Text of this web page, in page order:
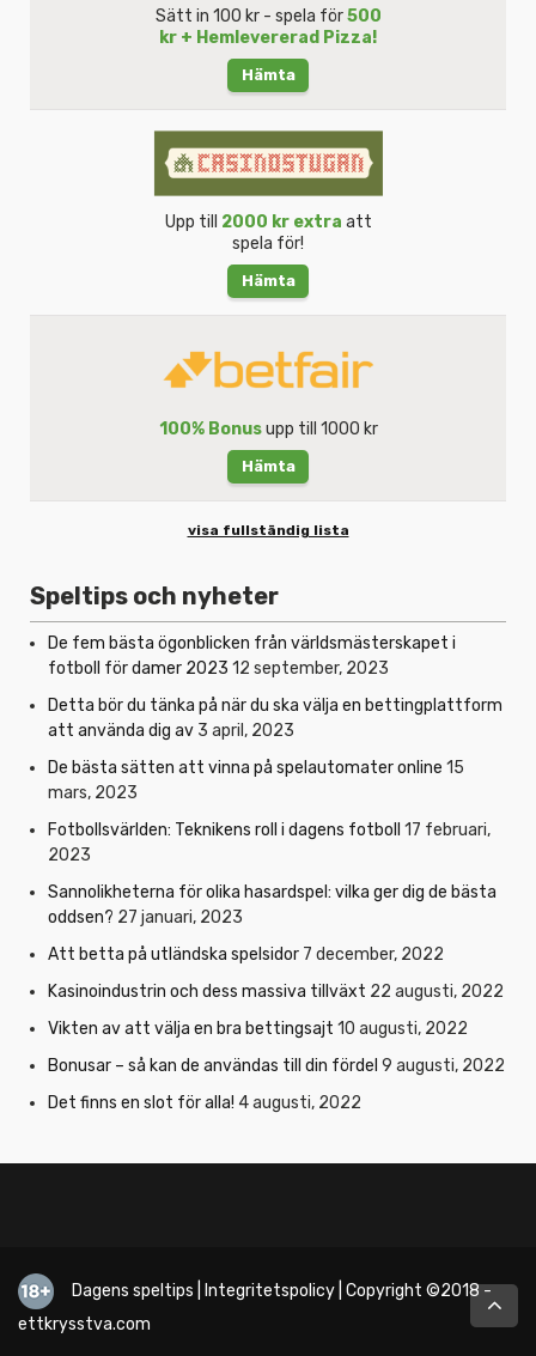
Sätt in 100 kr - spela för500
kr + Hemlevererad Pizza!
Hämta
Upp till 2000 kr extra att
spela för!
Hämta
100% Bonusupp till 1000 kr
Hämta
visa fullständig lista
Speltips och nyheter
De fem bästa ögonblicken från världsmästerskapet i
fotboll för damer 2023 12 september, 2023
Detta bör du tänka på när du ska välja en bettingplattform
att använda dig av 3 april, 2023
De bästa sätten att vinna på spelautomater online 15
mars, 2023
Fotbollsvärlden: Teknikens roll i dagens fotboll 17 februari,
2023
Sannolikheterna för olika hasardspel: vilka ger dig de bästa
oddsen? 27 januari, 2023
Att betta på utländska spelsidor 7 december, 2022
Kasinoindustrin och dess massiva tillväxt 22 augusti, 2022
Vikten av att välja en bra bettingsajt 10 augusti, 2022
Bonusar – så kan de användas till din fördel 9 augusti, 2022
Det finns en slot för alla! 4 augusti, 2022
Dagens speltips Integritetspolicy | Copyright ©2018 -
ettkrysstva.com